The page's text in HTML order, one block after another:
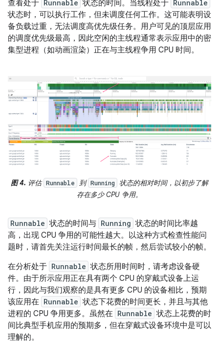
查看处于 Runnable 状态的时间。当线程处于 Runnable
状态时，可以执行工作，但未调度任何工作。这可能表明设
备负载过重，无法调度高优先级任务。用户可见的顶层应用
的调度优先级最高，因此空闲的主线程通常表示应用中的密
集型进程（如动画渲染）正在与主线程争用 CPU 时间。
图 4. 评估 Runnable 到 Running 状态的相对时间，以初步了解
存在多少 CPU 争用。
Runnable 状态的时间与 Running 状态的时间比率越
高，出现 CPU 争用的可能性越大。以这种方式检查性能问
题时，请首先关注运行时间最长的帧，然后尝试较小的帧。
在分析处于 Runnable 状态所用时间时，请考虑设备硬
件。由于所示应用正在具有两个 CPU 的穿戴式设备上运
行，因此与我们观察的是具有更多 CPU 的设备相比，预期
该应用在 Runnable 状态下花费的时间更长，并且与其他
进程的 CPU 争用更多。虽然在 Runnable 状态上花费的时
间比典型手机应用的预期多，但在穿戴式设备环境中是可以
理解的。